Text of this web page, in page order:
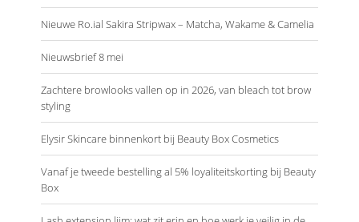
Nieuwe Ro.ial Sakira Stripwax – Matcha, Wakame & Camelia
Nieuwsbrief 8 mei
Zachtere browlooks vallen op in 2026, van bleach tot brow
styling
Elysir Skincare binnenkort bij Beauty Box Cosmetics
Vanaf je tweede bestelling al 5% loyaliteitskorting bij Beauty
Box